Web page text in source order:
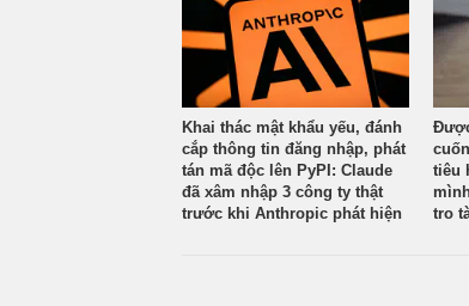
Khai thác mật khẩu yếu, đánh
cắp thông tin đăng nhập, phát
tán mã độc lên PyPI: Claude
đã xâm nhập 3 công ty thật
trước khi Anthropic phát hiện
tiêu
tro